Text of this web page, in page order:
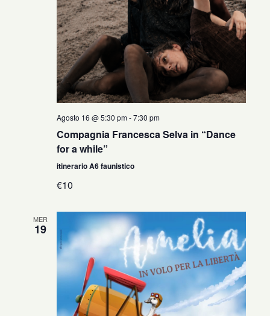
Agosto 16 @ 5:30 pm-7:30 pm
Compagnia Francesca Selva in “Dance
for a while”
itinerario A6 faunistico
€10
MER
19